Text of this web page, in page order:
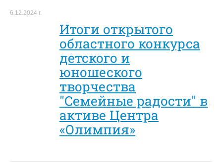
6.12.2024 г.
Итоги открытого
областного конкурса
детского и
юношеского
творчества
"Семейные радости" в
активе Центра
«Олимпия»